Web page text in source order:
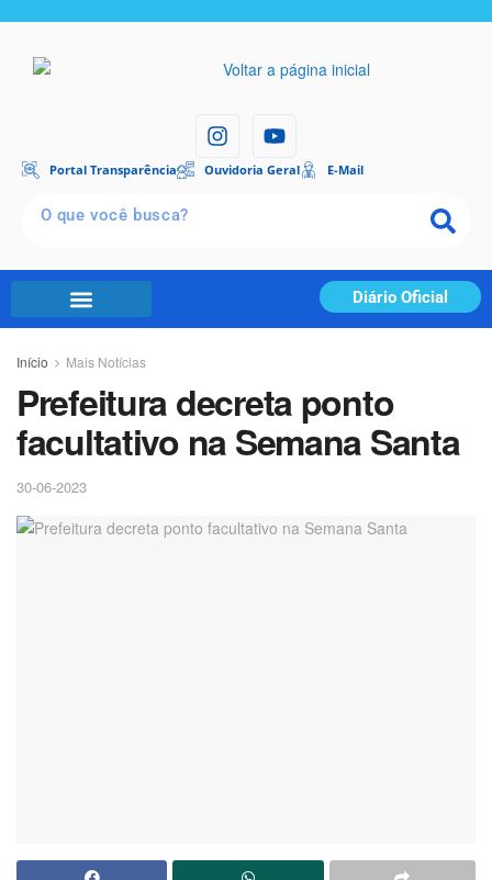
Portal Transparência Ouvidoria Geral E-Mail
Diário Oficial
Início Mais Notícias
Prefeitura decreta ponto
facultativo na Semana Santa
30-06-2023